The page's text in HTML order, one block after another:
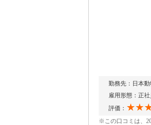
勤務先：日本
雇用形態：正社
評価：
※この口コミは、